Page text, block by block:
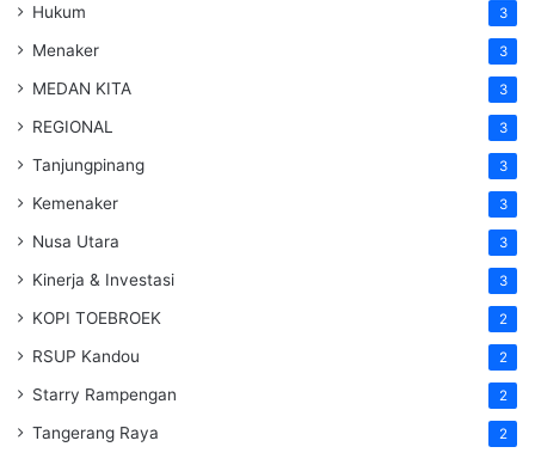
Hukum 3
Menaker 3
MEDAN KITA 3
REGIONAL 3
Tanjungpinang 3
Kemenaker 3
Nusa Utara 3
Kinerja & Investasi 3
KOPI TOEBROEK 2
RSUP Kandou 2
Starry Rampengan 2
Tangerang Raya 2